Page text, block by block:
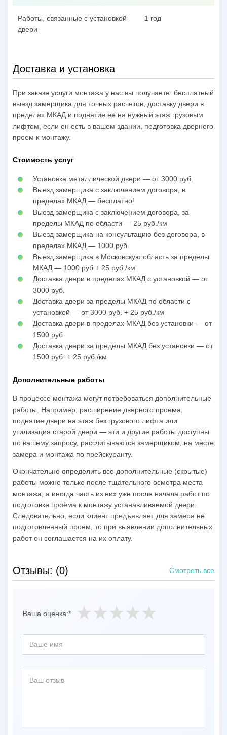
Работы, связанные с установкой
двери
1 год
Доставка и установка
При заказе услуги монтажа у нас вы получаете: бесплатный
выезд замерщика для точных расчетов, доставку двери в
пределах МКАД и поднятие ее на нужный этаж грузовым
лифтом, если он есть в вашем здании, подготовка дверного
проем к монтажу.
Стоимость услуг
Установка металлической двери — от 3000 руб.
Выезд замерщика с заключением договора, в
пределах МКАД — бесплатно!
Выезд замерщика с заключением договора, за
пределы МКАД по области — 25 руб./км
Выезд замерщика на консультацию без договора, в
пределах МКАД — 1000 руб.
Выезд замерщика в Московскую область за пределы
МКАД — 1000 руб + 25 руб./км
Доставка двери в пределах МКАД с установкой — от
3000 руб.
Доставка двери за пределы МКАД по области с
установкой — от 3000 руб. + 25 руб./км
Доставка двери в пределах МКАД без установки — от
1500 руб.
Доставка двери за пределы МКАД без установки — от
1500 руб. + 25 руб./км
Дополнительные работы
В процессе монтажа могут потребоваться дополнительные
работы. Например, расширение дверного проема,
поднятие двери на этаж без грузового лифта или
утилизация старой двери — эти и другие работы доступны
по вашему запросу, рассчитываются замерщиком, на месте
замера и монтажа по прейскуранту.
Окончательно определить все дополнительные (скрытые)
работы можно только после тщательного осмотра места
монтажа, а иногда часть из них уже после начала работ по
подготовке проёма к монтажу устанавливаемой двери.
Следовательно, если клиент предъявляет для замера не
подготовленный проём, то при выявлении дополнительных
работ он соглашается на их оплату.
Отзывы: (0) Смотреть все
Ваша оценка:*